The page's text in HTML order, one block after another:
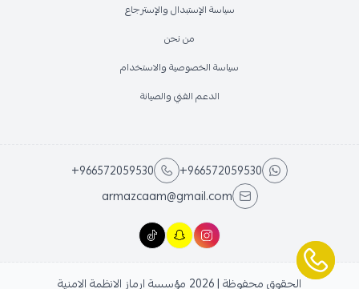
سياسة الإستبدال والإسترجاع
من نحن
سياسة الخصوصية والاستخدام
الدعم الفني والصيانة
+966572059530
+966572059530
armazcaam@gmail.com
الحقوق محفوظة | 2026 مؤسسة ارماز الانظمة الامنية